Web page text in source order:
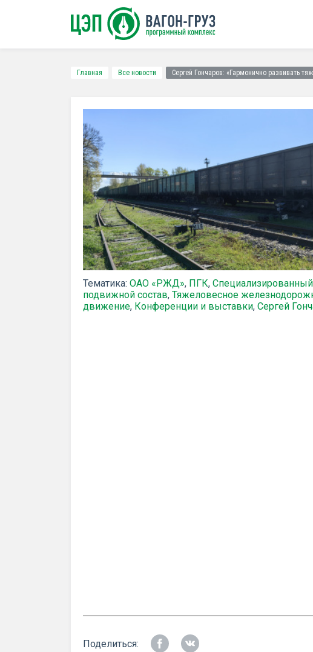
Главная Все новости Сергей Гончаров: «Гармонично развивать
Тематика: ОАО «РЖД», ПГК, Специализированный
подвижной состав, Тяжеловесное
движение, Конференции и выставки, Сергей
Поделиться: